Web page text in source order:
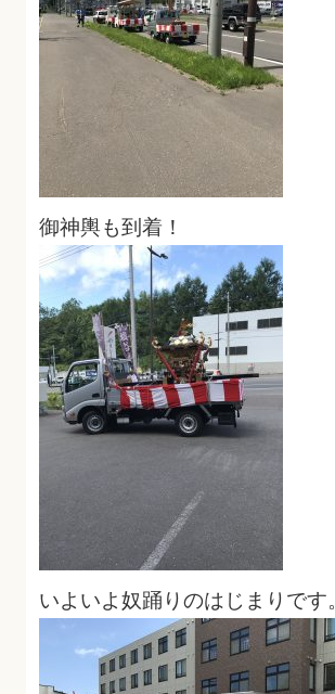
御神輿も到着！
いよいよ奴踊りのはじまりです。